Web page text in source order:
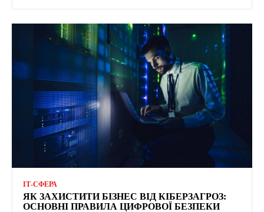
ІТ-СФЕРА
ЯК ЗАХИСТИТИ БІЗНЕС ВІД КІБЕРЗАГРОЗ:
ОСНОВНІ ПРАВИЛА ЦИФРОВОЇ БЕЗПЕКИ